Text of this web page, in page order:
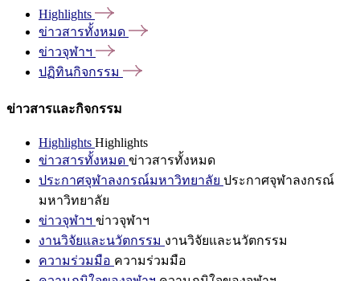
Highlights
ข่าวสารทั้งหมด
ข่าวจุฬาฯ
ปฏิทินกิจกรรม
ข่าวสารและกิจกรรม
Highlights Highlights
ข่าวสารทั้งหมด ข่าวสารทั้งหมด
ประกาศจุฬาลงกรณ์มหาวิทยาลัย ประกาศจุฬาลงกรณ์
มหาวิทยาลัย
ข่าวจุฬาฯ ข่าวจุฬาฯ
งานวิจัยและนวัตกรรม งานวิจัยและนวัตกรรม
ความร่วมมือ ความร่วมมือ